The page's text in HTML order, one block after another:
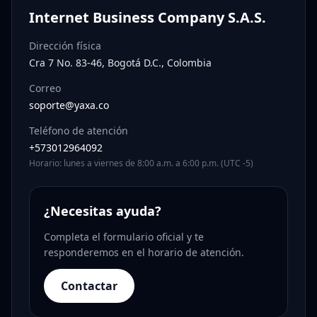
Internet Business Company S.A.S.
Dirección física
Cra 7 No. 83-46, Bogotá D.C., Colombia
Correo
soporte@yaxa.co
Teléfono de atención
+573012964092
Horario: lunes a viernes de 8:00 a.m. a 6:00 p.m. (UTC -5)
¿Necesitas ayuda?
Completa el formulario oficial y te
responderemos en el horario de atención.
Contactar